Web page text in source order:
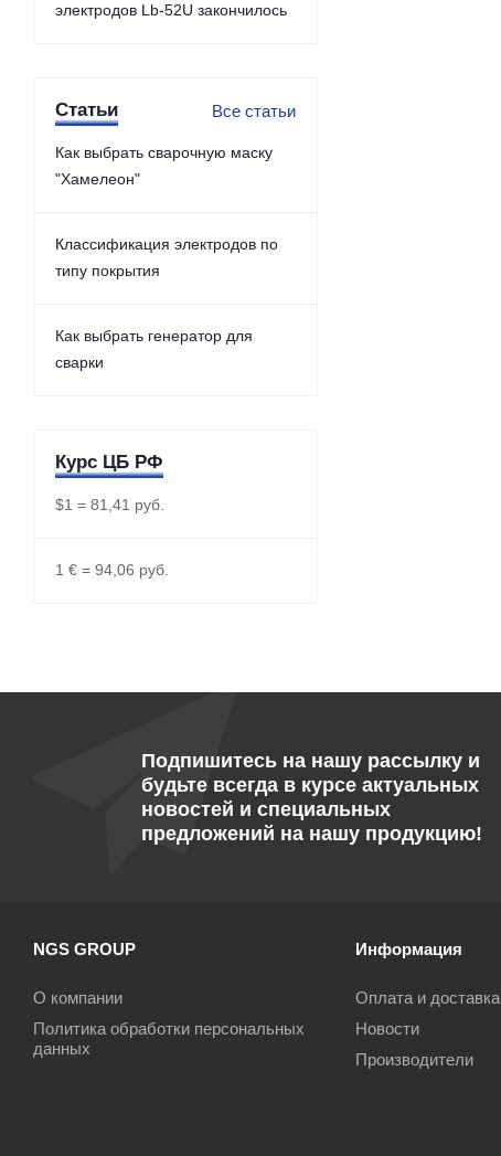
электродов Lb-52U закончилось
Статьи Все статьи
Как выбрать сварочную маску
"Хамелеон"
Классификация электродов по
типу покрытия
Как выбрать генератор для
сварки
Курс ЦБ РФ
$1 = 81,41 руб.
1 € = 94,06 руб.
Подпишитесь на нашу рассылку и
будьте всегда в курсе актуальных
новостей и специальных
предложений на нашу продукцию!
NGS GROUP
О компании
Политика обработки персональных
данных
Информация
Оплата и доставка
Новости
Производители